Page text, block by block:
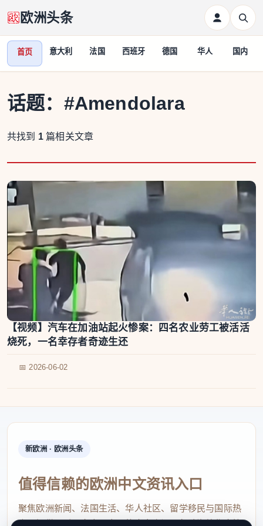
欧洲头条
首页 意大利 法国 西班牙 德国 华人 国内
话题： #Amendolara
共找到 1 篇相关文章
【视频】汽车在加油站起火惨案：四名农业劳工被活活
烧死，一名幸存者奇迹生还
📅 2026-06-02
新欧洲 · 欧洲头条
值得信赖的欧洲中文资讯入口
聚焦欧洲新闻、法国生活、华人社区、留学移民与国际热
点，提供及时、真实、实用的中文资讯，帮助海外华人快